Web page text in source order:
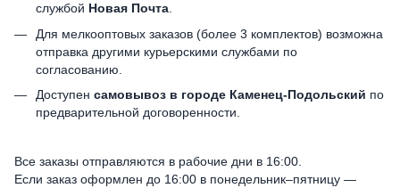
службой Новая Почта
Для мелкооптовых заказов (более 3 комплектов) возможна
отправка другими курьерскими службами по
согласованию.
Доступен самовывоз в городе Каменец-Подольский по
предварительной договоренности.
Все заказы отправляются в рабочие дни в 16:00.
Если заказ оформлен до 16:00 в понедельник–пятницу —